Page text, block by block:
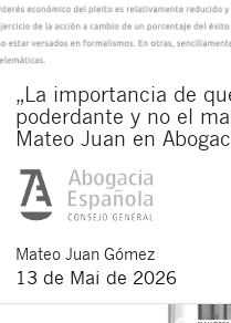
„La importancia de
poderdante y no el
Mateo Juan en
Mateo Juan Gómez
13 de Mai de 2026